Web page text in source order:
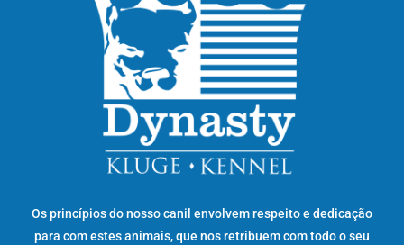
Os princípios do nosso canil envolvem respeito e dedicação
para com estes animais, que nos retribuem com todo o seu